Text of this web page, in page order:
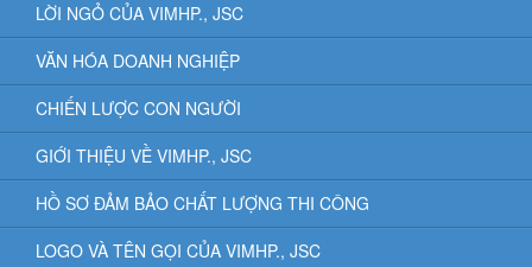
LỜI NGỎ CỦA VIMHP., JSC
VĂN HÓA DOANH NGHIỆP
CHIẾN LƯỢC CON NGƯỜI
GIỚI THIỆU VỀ VIMHP., JSC
HỒ SƠ ĐẢM BẢO CHẤT LƯỢNG THI CÔNG
LOGO VÀ TÊN GỌI CỦA VIMHP., JSC